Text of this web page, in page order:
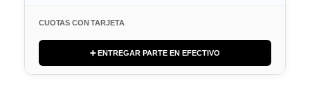
CUOTAS CON TARJETA
➕ ENTREGAR PARTE EN EFECTIVO